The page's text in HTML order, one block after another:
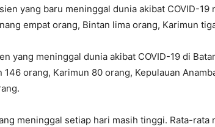
yang baru meninggal dunia akibat COVID-19
empat orang, Bintan lima orang, Karimun
yang meninggal dunia akibat COVID-19 di
146 orang, Karimun 80 orang, Kepulauan
meninggal setiap hari masih tinggi. Rata-